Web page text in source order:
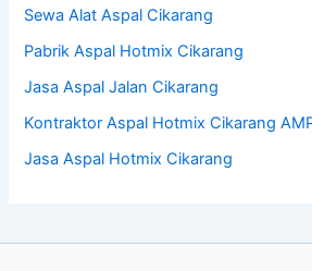
Sewa Alat Aspal Cikarang
Pabrik Aspal Hotmix Cikarang
Jasa Aspal Jalan Cikarang
Kontraktor Aspal Hotmix Cikarang
Jasa Aspal Hotmix Cikarang